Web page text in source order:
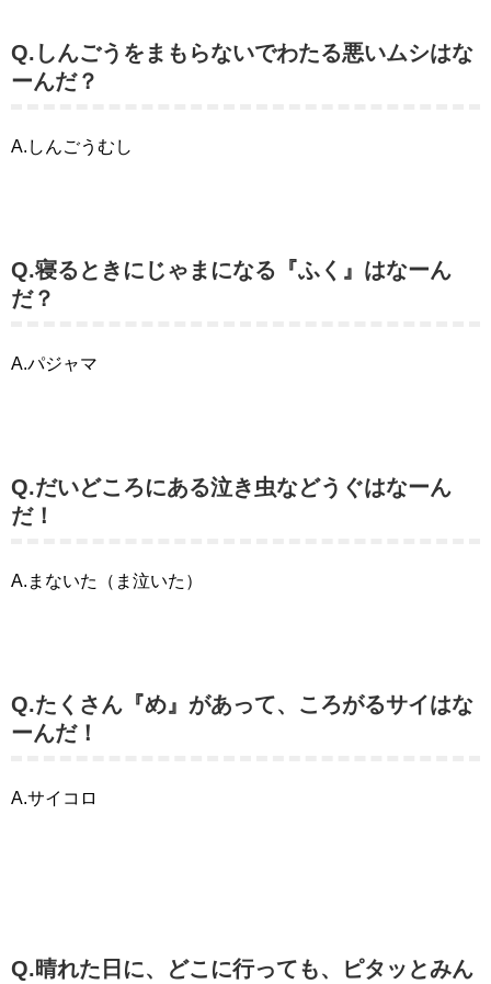
Q.しんごうをまもらないでわたる悪いムシはな
ーんだ？
A.しんごうむし
Q.寝るときにじゃまになる『ふく』はなーん
だ？
A.パジャマ
Q.だいどころにある泣き虫などうぐはなーん
だ！
A.まないた（ま泣いた）
Q.たくさん『め』があって、ころがるサイはな
ーんだ！
A.サイコロ
Q.晴れた日に、どこに行っても、ピタッとみん